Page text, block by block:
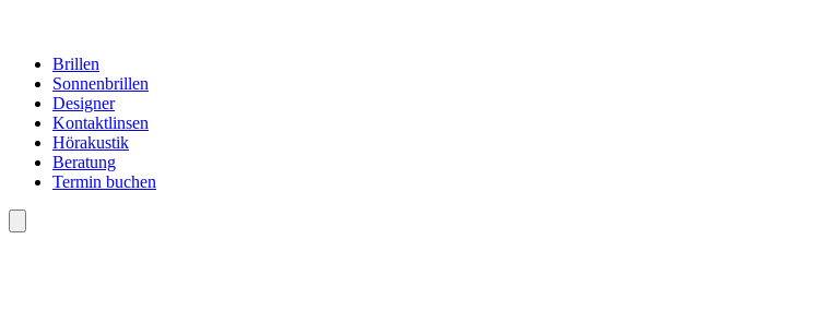
Brillen
Sonnenbrillen
Designer
Kontaktlinsen
Hörakustik
Beratung
Termin buchen